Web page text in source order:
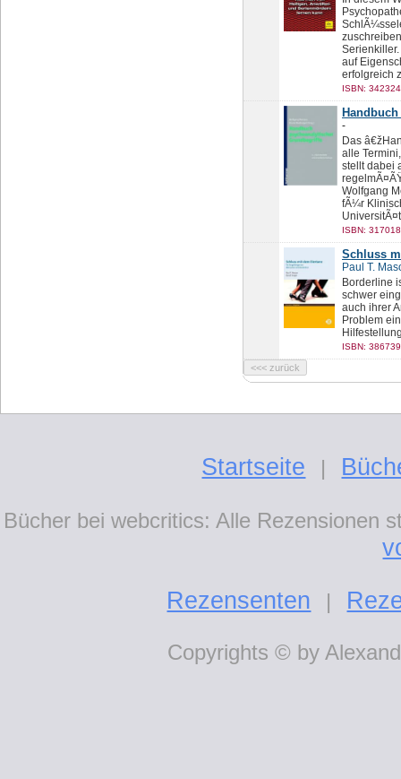
auf
erfolgreich
ISBN:
-
Das
alle
stellt dabei
Wolfgang
fÃ¼r
ISBN:
Schluss
Paul T.
Borderline
schwer
auch ihrer
Problem
ISBN:
Startseite |
Bücher bei webcritics: Alle Rezensionen
Rezensenten
|
Copyrights © by